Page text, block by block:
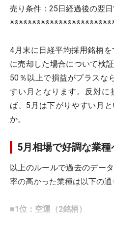
売り条件：25日経過後の翌
4月末に日経平均採用銘柄
に売却した場合について検
50％以上で損益がプラスな
すい月となります。反対に
ば、5月は下がりやすい月
か。
5月相場で好調な業種
以上のルールで過去のデー
率の高かった業種は以下の通
■1位：空運（2銘柄）